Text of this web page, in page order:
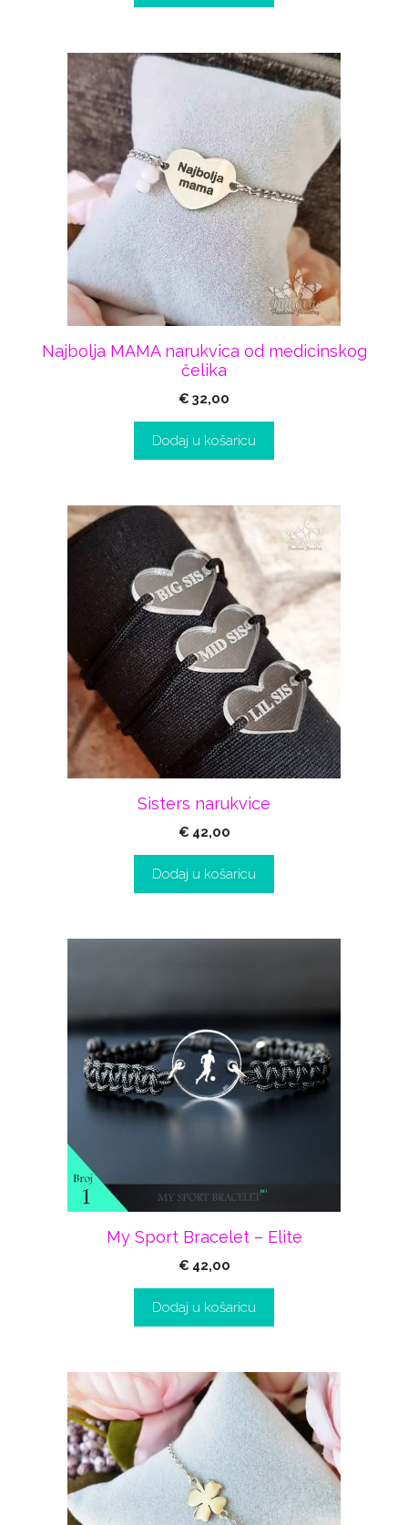
Najbolja MAMA narukvica od medicinskog
čelika
€ 32,00
Dodaj u košaricu
Sisters narukvice
€ 42,00
Dodaj u košaricu
My Sport Bracelet – Elite
€ 42,00
Dodaj u košaricu